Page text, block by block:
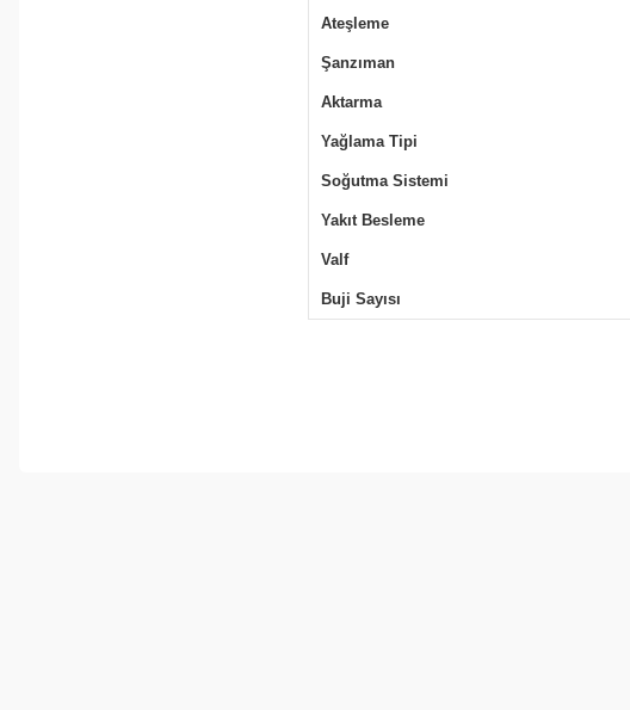
Ateşleme
Şanzıman
Aktarma
Yağlama Tipi
Soğutma Sistemi
Yakıt Besleme
Valf
Buji Sayısı